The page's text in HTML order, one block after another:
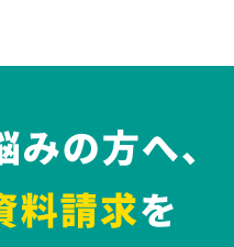
[素材] 鉄 [依頼・相談したい内
なる数量 …
き外気浴ブランケット」
社への問合せ